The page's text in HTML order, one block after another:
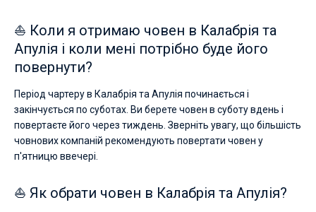
⛵ Коли я отримаю човен в Калабрія та
Апулія і коли мені потрібно буде його
повернути?
Період чартеру в Калабрія та Апулія починається і
закінчується по суботах. Ви берете човен в суботу вдень і
повертаєте його через тиждень. Зверніть увагу, що більшість
човнових компаній рекомендують повертати човен у
п'ятницю ввечері.
⛵ Як обрати човен в Калабрія та Апулія?